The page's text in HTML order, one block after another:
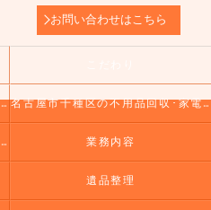
お問い合わせはこちら
名古屋市千種区の不用品回収･家電リユース市場の口コミ情報 名古屋市千種区の不用品回収･家電リユース市場の評判
名古屋市千種区の不用品回収･家電リユース市場のお客様の声 業務内容
遺品整理